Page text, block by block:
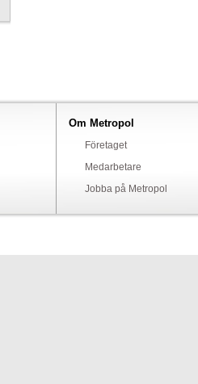
Om Metropol
Företaget
Medarbetare
Jobba på Metropol